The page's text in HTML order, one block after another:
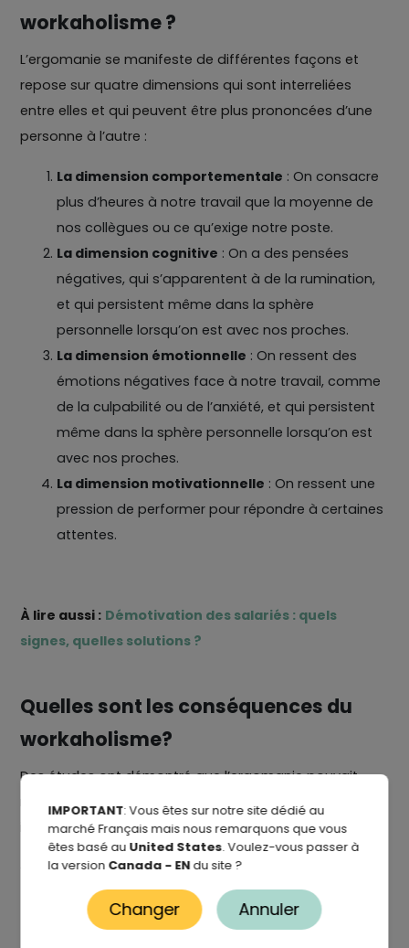
workaholisme ?
L’ergomanie se manifeste de différentes façons et
repose sur quatre dimensions qui sont interreliées
entre elles et qui peuvent être plus prononcées d’une
personne à l’autre :
La dimension comportementale : On consacre
plus d’heures à notre travail que la moyenne de
nos collègues ou ce qu’exige notre poste.
La dimension cognitive : On a des pensées
négatives, qui s’apparentent à de la rumination,
et qui persistent même dans la sphère
personnelle lorsqu’on est avec nos proches.
La dimension émotionnelle : On ressent des
émotions négatives face à notre travail, comme
de la culpabilité ou de l’anxiété, et qui persistent
même dans la sphère personnelle lorsqu’on est
avec nos proches.
La dimension motivationnelle : On ressent une
pression de performer pour répondre à certaines
attentes.
À lire aussi : Démotivation des salariés : quels
signes, quelles solutions ?
Quelles sont les conséquences du
workaholisme?
Des études ont démontré que l’ergomanie pouvait
mener à l’épuisement professionnel et à une
insatisfaction par rapport à la vie en général.
Si tout notre temps, notre énergie et notre attention
sont dirigés vers le travail, les autres sphères de notre
vie vont en souffrir», fait valoir Vicky S. Mérette.
IMPORTANT: Vous êtes sur notre site dédié au
marché Français mais nous remarquons que vous
êtes basé au United States. Voulez-vous passer à
la version Canada - ENdu site ?
Changer Annuler